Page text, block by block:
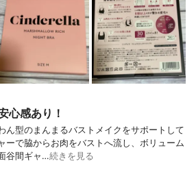
心感あり！
ん型のまんまるバストメイクをサポートして
ーで脇からお肉をバストへ流し、ボリューム
谷間ギャ…続きを見る